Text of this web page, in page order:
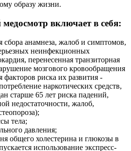
образу жизни.
включает в себя:
сбора анамнеза, жалоб и симптомов,
неинфекционных
перенесенная транзиторная
мозгового кровообращения
факторов риска их развития -
наркотических средств,
старше 65 лет риска падений,
недостаточности, жалоб,
тела;
давления;
общего холестерина и глюкозы в
использование экспресс-